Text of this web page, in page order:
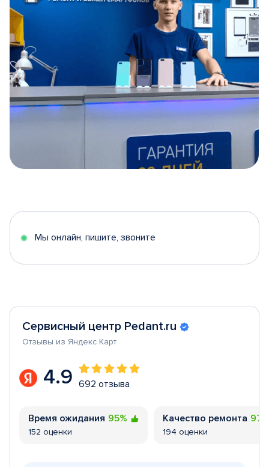
5
Мы онлайн, пишите, звоните
Сервисный центр Pedant.ru
Отзывы из Яндекс Карт
4.9 692 отзыва
Время ожидания 95%
152 оценки
Качество ремонта
194 оценки